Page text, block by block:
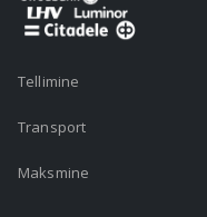
Tellimine
Transport
Maksmine